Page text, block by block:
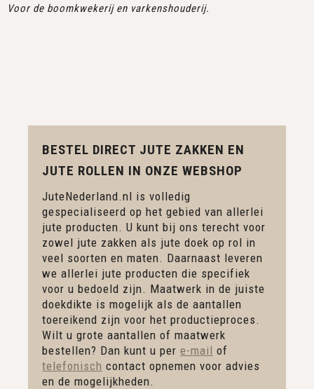
Voor de boomkwekerij en varkenshouderij.
BESTEL DIRECT JUTE ZAKKEN EN
JUTE ROLLEN IN ONZE WEBSHOP
JuteNederland.nl is volledig
gespecialiseerd op het gebied van allerlei
jute producten. U kunt bij ons terecht voor
zowel jute zakken als jute doek op rol in
veel soorten en maten. Daarnaast leveren
we allerlei jute producten die specifiek
voor u bedoeld zijn. Maatwerk in de juiste
doekdikte is mogelijk als de aantallen
toereikend zijn voor het productieproces.
Wilt u grote aantallen of maatwerk
bestellen? Dan kunt u per e-mail of
telefonisch contact opnemen voor advies
en de mogelijkheden.